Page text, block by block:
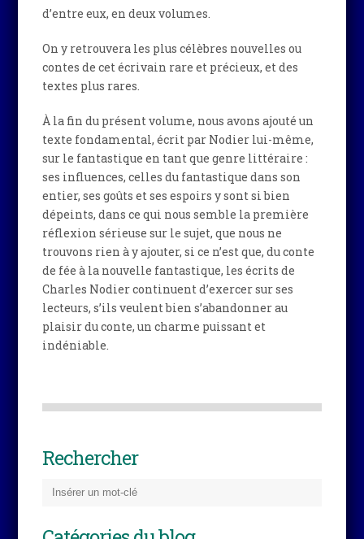
d’entre eux, en deux volumes.
On y retrouvera les plus célèbres nouvelles ou
contes de cet écrivain rare et précieux, et des
textes plus rares.
À la fin du présent volume, nous avons ajouté un
texte fondamental, écrit par Nodier lui-même,
sur le fantastique en tant que genre littéraire :
ses influences, celles du fantastique dans son
entier, ses goûts et ses espoirs y sont si bien
dépeints, dans ce qui nous semble la première
réflexion sérieuse sur le sujet, que nous ne
trouvons rien à y ajouter, si ce n’est que, du conte
de fée à la nouvelle fantastique, les écrits de
Charles Nodier continuent d’exercer sur ses
lecteurs, s’ils veulent bien s’abandonner au
plaisir du conte, un charme puissant et
indéniable.
Rechercher